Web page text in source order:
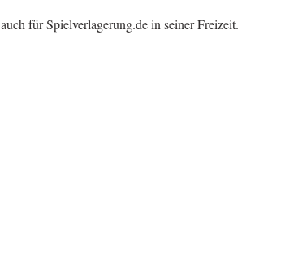
für Spielverlagerung.de in seiner Freizeit.